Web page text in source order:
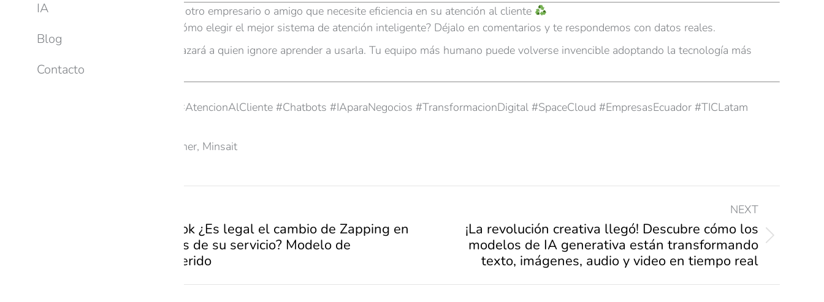
Repostea si conoces a otro empresario o amigo que necesite eficiencia en su atención al cliente
¿Tienes dudas sobre cómo elegir el mejor sistema de atención inteligente? Déjalo en comentarios y te respondemos con datos reales.
P.S. La IA solo reemplazará a quien ignore aprender a usarla. Tu equipo más humano puede volverse invencible adoptando la tecnología más
inteligente.
#InteligenciaArtificial #AtencionAlCliente #Chatbots #IAparaNegocios #TransformacionDigital #SpaceCloud #EmpresasEcuador #TICLatam
Statista, Deloitte, Gartner, Minsait
IA Análisis Grok ¿Es legal el cambio de Zapping en
las condiciones de su servicio? Modelo de
Denuncia Sugerido
NEXT
¡La revolución creativa llegó! Descubre cómo los
modelos de IA generativa están transformando
texto, imágenes, audio y video en tiempo real
IA
Blog
Contacto